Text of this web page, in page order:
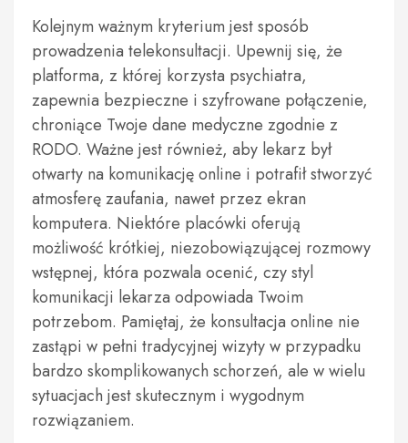
Kolejnym ważnym kryterium jest sposób
prowadzenia telekonsultacji. Upewnij się, że
platforma, z której korzysta psychiatra,
zapewnia bezpieczne i szyfrowane połączenie,
chroniące Twoje dane medyczne zgodnie z
RODO. Ważne jest również, aby lekarz był
otwarty na komunikację online i potrafił stworzyć
atmosferę zaufania, nawet przez ekran
komputera. Niektóre placówki oferują
możliwość krótkiej, niezobowiązującej rozmowy
wstępnej, która pozwala ocenić, czy styl
komunikacji lekarza odpowiada Twoim
potrzebom. Pamiętaj, że konsultacja online nie
zastąpi w pełni tradycyjnej wizyty w przypadku
bardzo skomplikowanych schorzeń, ale w wielu
sytuacjach jest skutecznym i wygodnym
rozwiązaniem.